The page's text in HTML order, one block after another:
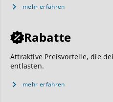
mehr erfahren
Rabatte
Attraktive Preisvorteile, die
entlasten.
mehr erfahren